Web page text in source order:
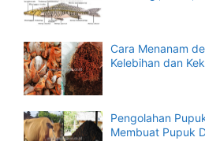
Cara Menanam
Kelebihan dan
Pengolahan
Membuat Pupuk